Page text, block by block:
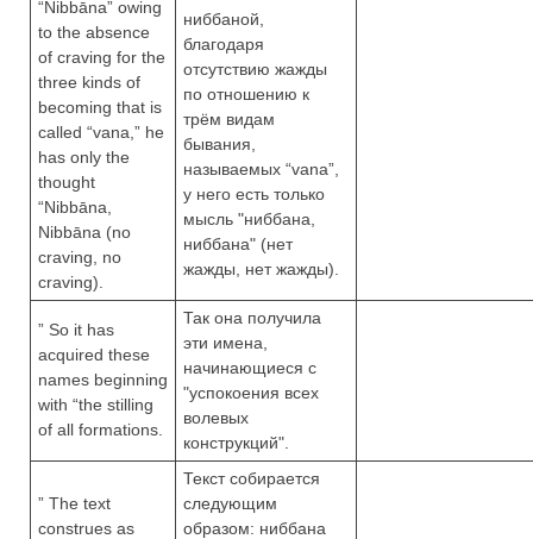
“Nibbāna” owing
to the absence
of craving for the
three kinds of
becoming that is
called “vana,” he
has only the
thought
“Nibbāna,
Nibbāna (no
craving, no
craving).
ниббаной,
благодаря
отсутствию жажды
по отношению к
трём видам
бывания,
называемых “vana”,
у него есть только
мысль "ниббана,
ниббана" (нет
жажды, нет жажды).
” So it has
acquired these
names beginning
with “the stilling
of all formations.
Так она получила
эти имена,
начинающиеся с
"успокоения всех
волевых
конструкций".
” The text
construes as
Текст собирается
следующим
образом: ниббана